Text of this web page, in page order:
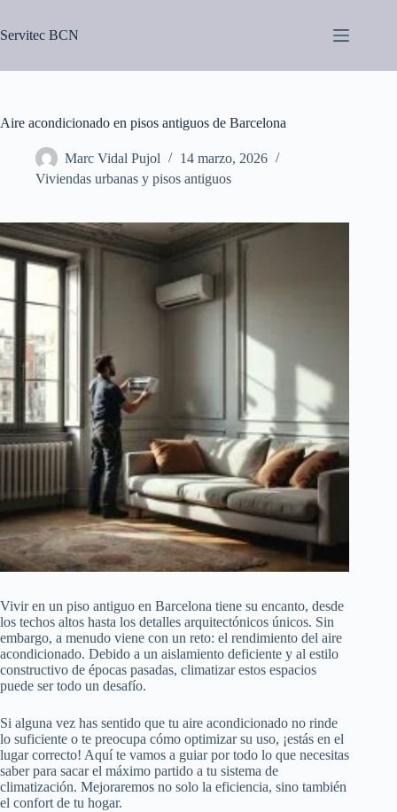
contenido
Servitec BCN
Aire acondicionado en pisos antiguos de Barcelona
Marc Vidal Pujol
14 marzo, 2026
Viviendas urbanas y pisos antiguos
Vivir en un piso antiguo en Barcelona tiene su encanto, desde
los techos altos hasta los detalles arquitectónicos únicos. Sin
embargo, a menudo viene con un reto: el rendimiento del aire
acondicionado. Debido a un aislamiento deficiente y al estilo
constructivo de épocas pasadas, climatizar estos espacios
puede ser todo un desafío.
Si alguna vez has sentido que tu aire acondicionado no rinde
lo suficiente o te preocupa cómo optimizar su uso, ¡estás en el
lugar correcto! Aquí te vamos a guiar por todo lo que necesitas
saber para sacar el máximo partido a tu sistema de
climatización. Mejoraremos no solo la eficiencia, sino también
el confort de tu hogar.